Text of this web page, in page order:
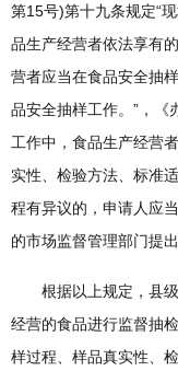
第15号)第十九条规定“
品生产经营者依法享有
营者应当在食品安全抽
品安全抽样工作。”，《
工作中，食品生产经营
实性、检验方法、标准
程有异议的，申请人应
的市场监督管理部门提
根据以上规定，县级
经营的食品进行监督抽
样过程、样品真实性、